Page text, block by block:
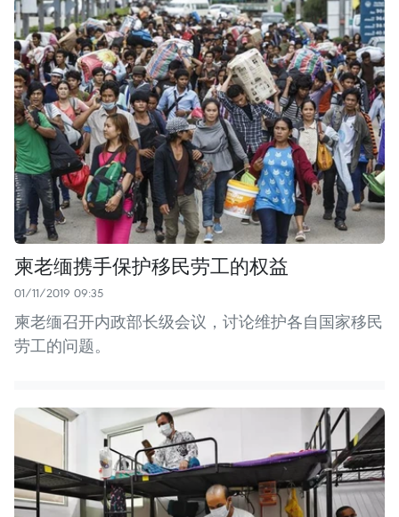
柬老缅携手保护移民劳工的权益
01/11/2019 09:35
柬老缅召开内政部长级会议，讨论维护各自国家移民
劳工的问题。